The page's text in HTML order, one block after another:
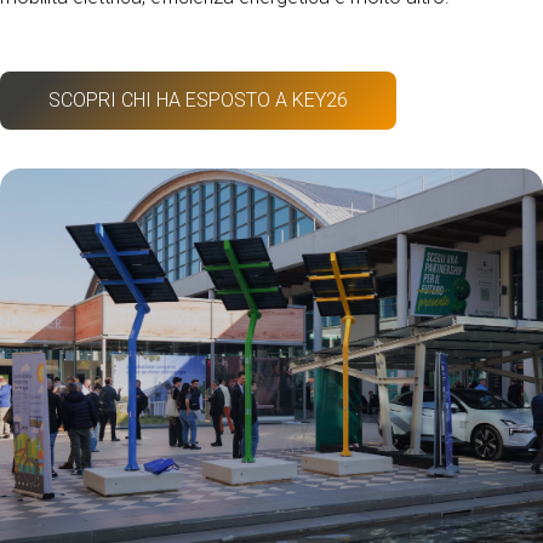
SCOPRI CHI HA ESPOSTO A KEY26